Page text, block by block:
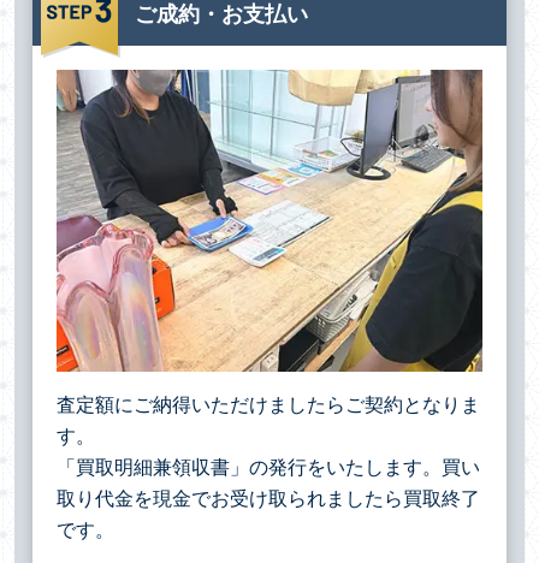
ご成約・お支払い
査定額にご納得いただけましたらご契約となりま
す。
「買取明細兼領収書」の発行をいたします。買い
取り代金を現金でお受け取られましたら買取終了
です。